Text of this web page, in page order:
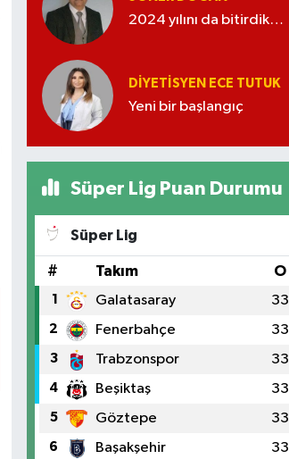
2024 yılını da bitirdik…
DIYETISYEN ECE TUTUK
Yeni bir başlangıç
Süper Lig Puan Durumu
Süper Lig
# Takım O
1 Galatasaray 33
2 Fenerbahçe 33
3 Trabzonspor 33
4 Beşiktaş 33
5 Göztepe 33
6 Başakşehir 33